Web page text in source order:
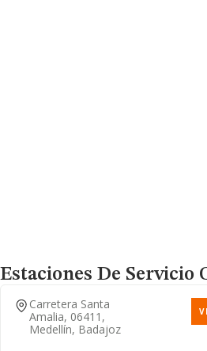
Estaciones De Servicio
Carretera Santa
Amalia, 06411,
Medellín, Badajoz